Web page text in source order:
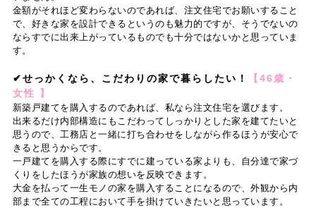
金額がそれほど変わらないのであれば、注文住宅でお願いすること
で、好きな家を設計できるというのも魅力的ですが、そうでないの
ならすでに出来上がっているものでも十分ではないかと思っていま
す。
✔せっかくなら、こだわりの家で暮らしたい！
【46歳・
女性 】
新築戸建てを購入するのであれば、私なら注文住宅を選びます。
出来るだけ内部構造にもこだわってしっかりとした家を建てたいと
思うので、工務店と一緒に打ち合わせをしながら作るほうが安心で
きると思うからです。
一戸建てを購入する際にすでに建っている家よりも、自分達で家づ
くりをしたほうが家族の想いを反映できます。
大金を払って一生モノの家を購入することになるので、外観から内
部まで全ての工程において手を掛けていきたいと思っています。